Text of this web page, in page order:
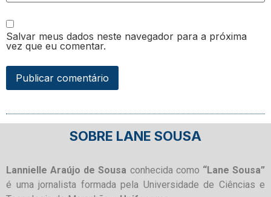
Salvar meus dados neste navegador para a próxima
vez que eu comentar.
SOBRE LANE SOUSA
Lannielle Araújo de Sousa conhecida como “Lane Sousa”
é uma jornalista formada pela Universidade de Ciências e